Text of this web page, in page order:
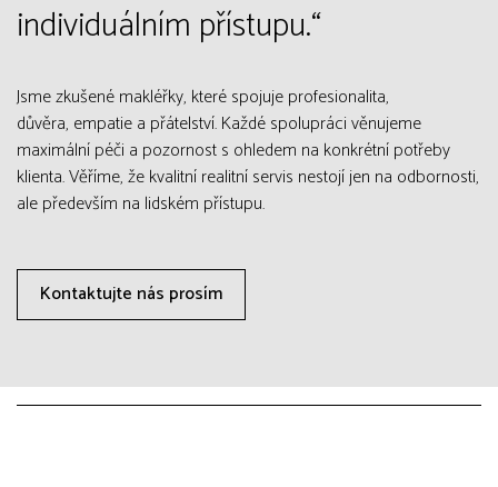
individuálním přístupu.“
Jsme zkušené makléřky, které spojuje profesionalita,
důvěra, empatie a přátelství. Každé spolupráci věnujeme
maximální péči a pozornost s ohledem na konkrétní potřeby
klienta. Věříme, že kvalitní realitní servis nestojí jen na odbornosti,
ale především na lidském přístupu.
Kontaktujte nás prosím